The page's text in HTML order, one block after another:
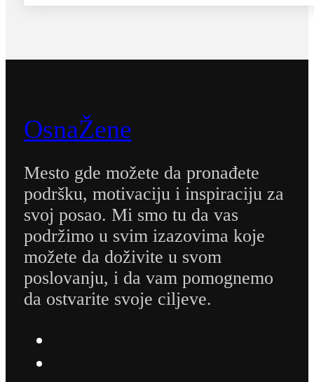
OsnaŽene
Mesto gde možete da pronađete
podršku, motivaciju i inspiraciju za
svoj posao. Mi smo tu da vas
podržimo u svim izazovima koje
možete da doživite u svom
poslovanju, i da vam pomognemo
da ostvarite svoje ciljeve.